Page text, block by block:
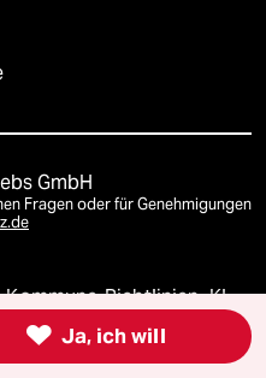
GmbH
Fragen oder für Genehmigungen
Kommune-Richtlinien KI-
 Ja, ich will